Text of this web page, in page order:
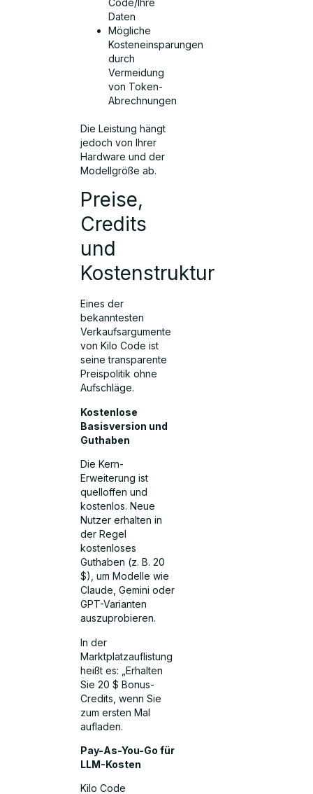
Code/Ihre
Daten
Mögliche
Kosteneinsparungen
durch
Vermeidung
von Token-
Abrechnungen
Die Leistung hängt
jedoch von Ihrer
Hardware und der
Modellgröße ab.
Preise,
Credits
und
Kostenstruktur
Eines der
bekanntesten
Verkaufsargumente
von Kilo Code ist
seine transparente
Preispolitik ohne
Aufschläge.
Kostenlose
Basisversion und
Guthaben
Die Kern-
Erweiterung ist
quelloffen und
kostenlos. Neue
Nutzer erhalten in
der Regel
kostenloses
Guthaben (z. B. 20
$), um Modelle wie
Claude, Gemini oder
GPT-Varianten
auszuprobieren.
In der
Marktplatzauflistung
heißt es: „Erhalten
Sie 20 $ Bonus-
Credits, wenn Sie
zum ersten Mal
aufladen.
Pay-As-You-Go für
LLM-Kosten
Kilo Code